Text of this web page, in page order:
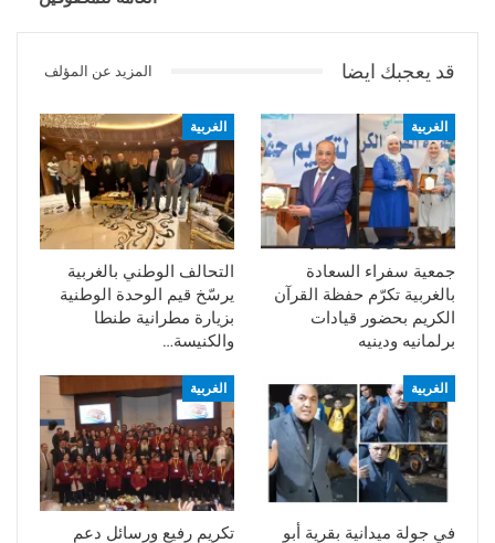
قد يعجبك ايضا المزيد عن المؤلف
الغربية
جمعية سفراء السعادة
بالغربية تكرّم حفظة القرآن
الكريم بحضور قيادات
برلمانيه ودينيه
الغربية
التحالف الوطني بالغربية
يرسّخ قيم الوحدة الوطنية
بزيارة مطرانية طنطا
والكنيسة…
الغربية
في جولة ميدانية بقرية أبو
الغربية
تكريم رفيع ورسائل دعم